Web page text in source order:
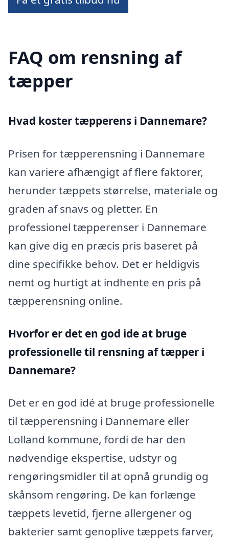
FAQ om rensning af
tæpper
Hvad koster tæpperens i Dannemare?
Prisen for tæpperensning i Dannemare
kan variere afhængigt af flere faktorer,
herunder tæppets størrelse, materiale og
graden af snavs og pletter. En
professionel tæpperenser i Dannemare
kan give dig en præcis pris baseret på
dine specifikke behov. Det er heldigvis
nemt og hurtigt at indhente en pris på
tæpperensning online.
Hvorfor er det en god ide at bruge
professionelle til rensning af tæpper i
Dannemare?
Det er en god idé at bruge professionelle
til tæpperensning i Dannemare eller
Lolland kommune, fordi de har den
nødvendige ekspertise, udstyr og
rengøringsmidler til at opnå grundig og
skånsom rengøring. De kan forlænge
tæppets levetid, fjerne allergener og
bakterier samt genoplive tæppets farver,